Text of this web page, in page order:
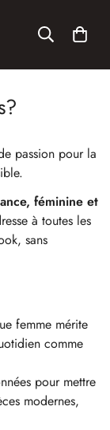
passion pour la
féminine et
à toutes les
sans
femme mérite
comme
pour mettre
modernes,